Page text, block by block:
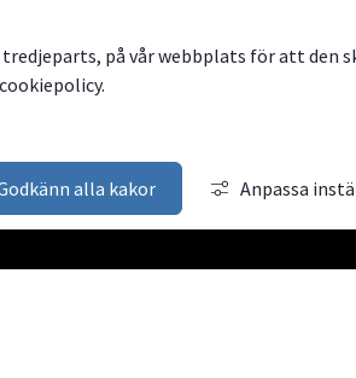
på vår webbplats för att den
alla kakor Anpassa